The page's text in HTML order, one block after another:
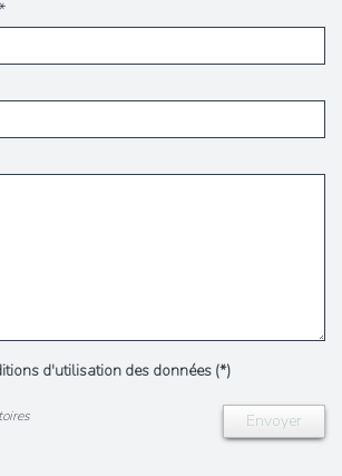
d'utilisation des données (*)
Envoyer